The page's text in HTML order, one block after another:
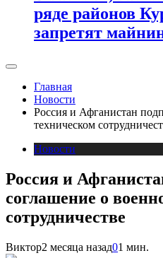
ряде районов
запретят
Главная
Новости
Россия и Афганистан
техническом
Новости
Россия и
соглашение о
сотрудничестве
Виктор2 месяца назад01 мин.